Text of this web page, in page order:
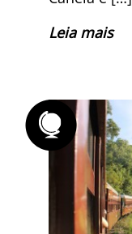
Leia mais